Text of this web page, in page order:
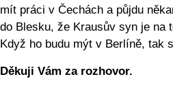
mít práci v Čechách a půjdu
do Blesku, že Krausův syn je na
Když ho budu mýt v Berlíně, tak
Děkuji Vám za rozhovor.